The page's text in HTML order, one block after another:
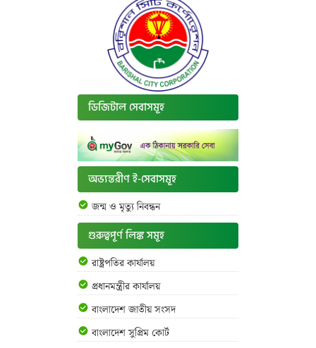
ডিজিটাল সেবাসমূহ
অভ্যন্তরীণ ই-সেবাসমূহ
জন্ম ও মৃত্যু নিবন্ধন
গুরুত্বপূর্ণ লিঙ্ক সমূহ
রাষ্ট্রপতির কার্যালয়
প্রধানমন্ত্রীর কার্যালয়
বাংলাদেশ জাতীয় সংসদ
বাংলাদেশ সুপ্রিম কোর্ট